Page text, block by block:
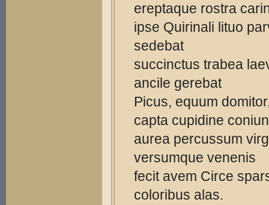
ereptaque rostra
ipse Quirinali lituo
sedebat
succinctus trabea
ancile gerebat
Picus, equum
capta cupidine
aurea percussum
versumque venenis
fecit avem Circe
coloribus alas.